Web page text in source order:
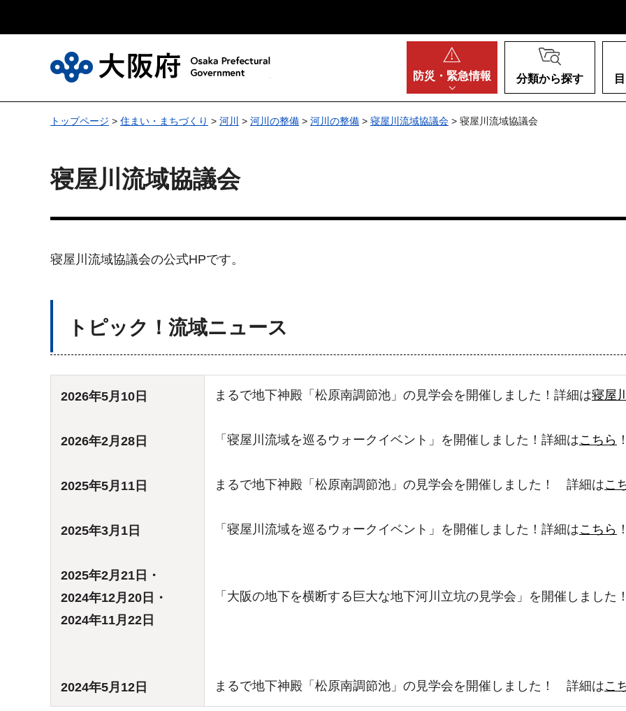
防災・ 緊急情報 分類から探す
トップページ > 住まい・まちづくり > 河川 > 河川の整備 > 河川の整備 > 寝屋川流域協議会 > 寝屋川流域協議会
寝屋川流域協議会
寝屋川流域協議会の公式HPです。
トピック！流域ニュース
2026年5月10日
2026年2月28日
2025年5月11日
2025年3月1日
2025年2月21日・
2024年12月20日・
2024年11月22日
2024年5月12日
まるで地下神殿「松原南調節池」の見学会を開催しました！詳細は寝屋
「寝屋川流域を巡るウォークイベント」を開催しました！詳細はこちら
まるで地下神殿「松原南調節池」の見学会を開催しました！ 詳細はこ
「寝屋川流域を巡るウォークイベント」を開催しました！詳細はこちら
「大阪の地下を横断する巨大な地下河川立坑の見学会」を開催しました
まるで地下神殿「松原南調節池」の見学会を開催しました！ 詳細はこ